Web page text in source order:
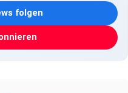
folgen